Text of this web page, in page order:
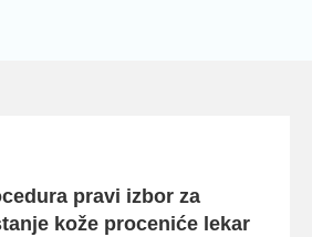
pravi izbor za
kože proceniće lekar